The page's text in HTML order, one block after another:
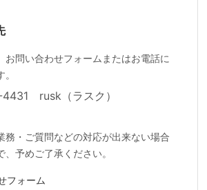
お問い合わせフォームまたはお電話に
rusk（ラスク）
務・ご質問などの対応が出来ない場合
、予めご了承ください。
フォーム